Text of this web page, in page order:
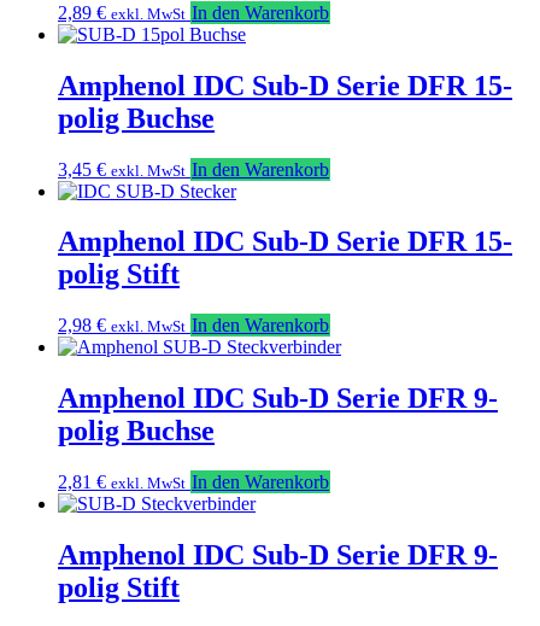
2,89 € exkl. MwSt In den Warenkorb
Amphenol IDC Sub-D Serie DFR 15-
polig Buchse
3,45 € exkl. MwSt In den Warenkorb
Amphenol IDC Sub-D Serie DFR 15-
polig Stift
2,98 € exkl. MwSt In den Warenkorb
Amphenol IDC Sub-D Serie DFR 9-
polig Buchse
2,81 € exkl. MwSt In den Warenkorb
Amphenol IDC Sub-D Serie DFR 9-
polig Stift